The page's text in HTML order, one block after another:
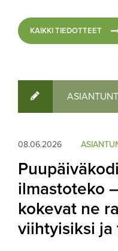
KAIKKI TIEDOTTEET
08.06.2026
ilmastoteko
kokevat ne
viihtyisiksi